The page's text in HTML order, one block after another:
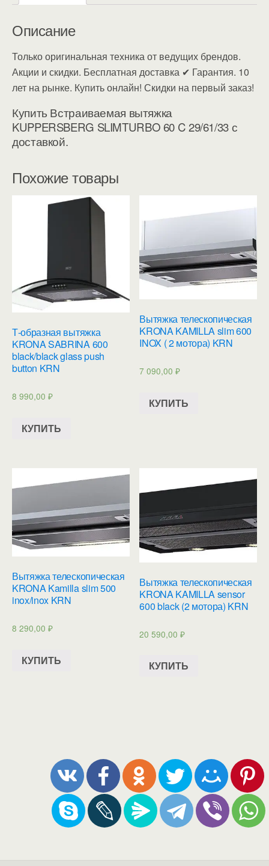
Описание
Только оригинальная техника от ведущих брендов.
Акции и скидки. Бесплатная доставка ✔ Гарантия. 10
лет на рынке. Купить онлайн! Скидки на первый заказ!
Купить Встраиваемая вытяжка
KUPPERSBERG SLIMTURBO 60 C 29/61/33 с
доставкой.
Похожие товары
Т-образная вытяжка
KRONA SABRINA 600
black/black glass push
button KRN
8 990,00 ₽
КУПИТЬ
Вытяжка телескопическая
KRONA KAMILLA slim 600
INOX ( 2 мотора) KRN
7 090,00₽
КУПИТЬ
Вытяжка телескопическая
KRONA Kamilla slim 500
inox/inox KRN
8 290,00 ₽
КУПИТЬ
Вытяжка телескопическая
KRONA KAMILLA sensor
600 black (2 мотора) KRN
20 590,00₽
КУПИТЬ